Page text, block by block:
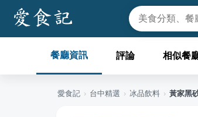
餐廳資訊 評論 相似餐
愛食記 › 台中精選 › 冰品飲料 › 黃家黑